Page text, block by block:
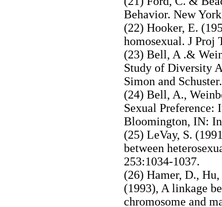
Behavior. New
(22) Hooker, E.
homosexual. J Proj
(23) Bell, A .&
Study of Diversity
Simon and Schuster.
(24) Bell, A.,
Sexual Preference:
Bloomington, IN:
(25) LeVay, S.
between
253:1034-1037.
(26) Hamer, D.,
(1993), A linkage
chromosome and